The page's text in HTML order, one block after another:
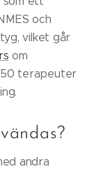
och
vilket går
om
terapeuter
andra